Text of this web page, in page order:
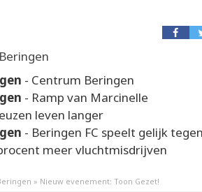
- Centrum Beringen
- Ramp van Marcinelle
leven langer
- Beringen FC speelt gelijk
meer vluchtmisdrijven
» Nieuw evenement: Toon Gezet!